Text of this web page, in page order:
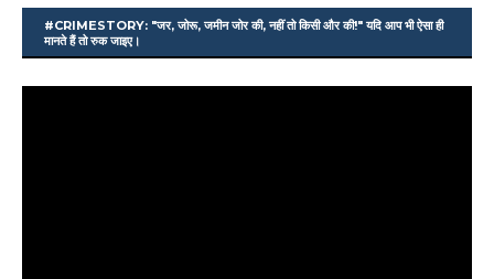
#CRIMESTORY: "जर, जोरू, जमीन जोर की, नहीं तो किसी और की!" यदि आप भी ऐसा ही
मानते हैं तो रुक जाइए।